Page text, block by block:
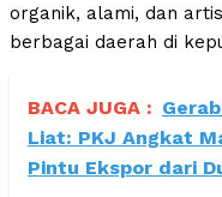
organik, alami, dan
berbagai daerah di
BACA JUGA :
Liat: PKJ Angkat
Pintu Ekspor dari